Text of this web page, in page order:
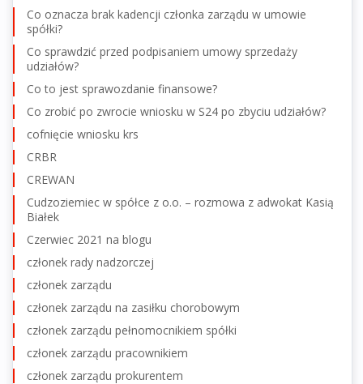
Co oznacza brak kadencji członka zarządu w umowie
spółki?
Co sprawdzić przed podpisaniem umowy sprzedaży
udziałów?
Co to jest sprawozdanie finansowe?
Co zrobić po zwrocie wniosku w S24 po zbyciu udziałów?
cofnięcie wniosku krs
CRBR
CREWAN
Cudzoziemiec w spółce z o.o. – rozmowa z adwokat Kasią
Białek
Czerwiec 2021 na blogu
członek rady nadzorczej
członek zarządu
członek zarządu na zasiłku chorobowym
członek zarządu pełnomocnikiem spółki
członek zarządu pracownikiem
członek zarządu prokurentem